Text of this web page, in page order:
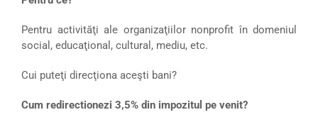
Pentru activităţi ale organizaţiilor nonprofit în domeniul
social, educaţional, cultural, mediu, etc.
Cui puteţi direcţiona aceşti bani?
Cum redirectionezi 3,5% din impozitul pe venit?